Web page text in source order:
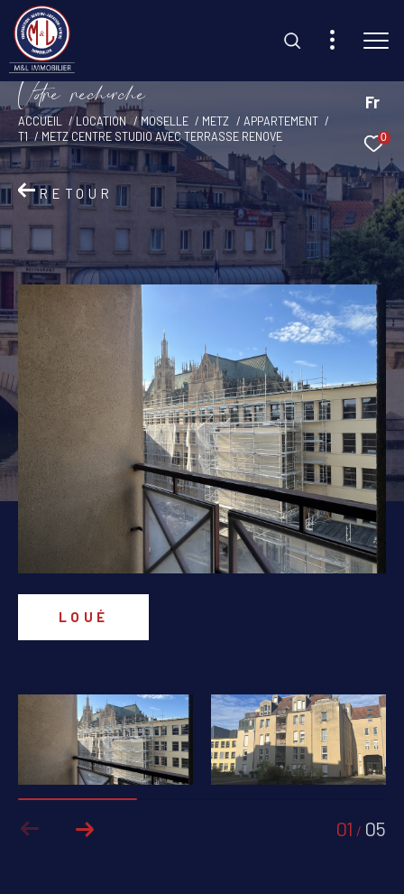
Fr
0
Vore recece
ACCUEIL LOCATION MOSELLE METZ
APPARTEMENT
T1
METZ CENTRE STUDIO AVEC TERRASSE RENOVE
RETOUR
LOUÉ
01 / 05
Effectuer une recherche
et trouvez le bien qui correspond à vos critères
Type d'offre
Location
Type de bien
Sélectionner
Budget
PIÈCES
2 3 4 5+
Localisation
PARKING TERRASSE PISCINE
FILTRER PAR